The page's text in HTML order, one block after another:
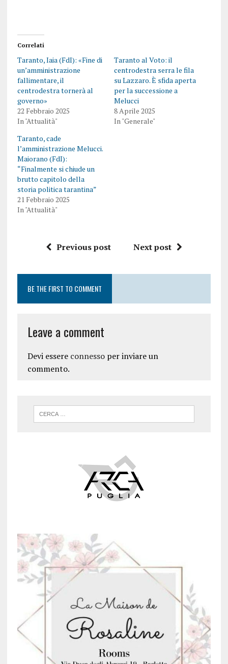
Correlati
Taranto, Iaia (FdI): «Fine di
un’amministrazione
fallimentare, il
centrodestra tornerà al
governo»
22 Febbraio 2025
In "Attualità"
Taranto al Voto: il
centrodestra serra le fila
su Lazzaro. È sfida aperta
per la successione a
Melucci
8 Aprile 2025
In "Generale"
Taranto, cade
l’amministrazione Melucci.
Maiorano (FdI):
“Finalmente si chiude un
brutto capitolo della
storia politica tarantina”
21 Febbraio 2025
In "Attualità"
Previous post Next post
BE THE FIRST TO COMMENT
Leave a comment
Devi essere connessoper inviare un
commento.